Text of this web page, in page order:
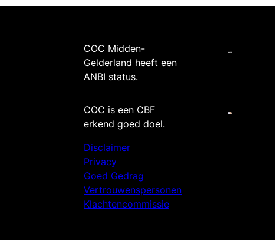
COC Midden-
Gelderland heeft een
ANBI status.
COC is een CBF
erkend goed doel.
Disclaimer
Privacy
Goed Gedrag
Vertrouwenspersonen
Klachtencommissie